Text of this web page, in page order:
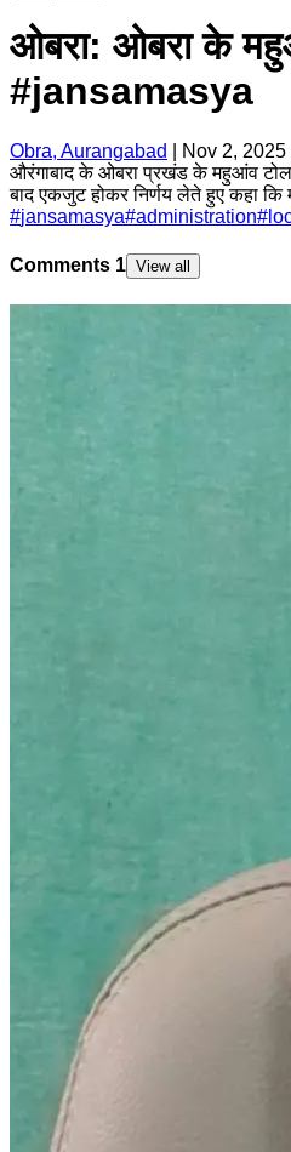
ओबरा: ओबरा के
#jansamasya
Obra, Aurangabad
Nov 2, 2025
औरंगाबाद के ओबरा प्रखंड के महुआंव टोला
बाद एकजुट होकर निर्णय लेते हुए कहा
#jansamasya#administration#
Comments 1 View all